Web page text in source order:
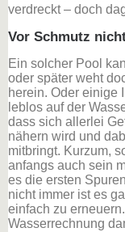
verdreckt – doch
Vor Schmutz
Ein solcher Pool
oder später weht
herein. Oder einige
leblos auf der
dass sich allerlei
nähern wird und
mitbringt. Kurzum,
anfangs auch sein
es die ersten
nicht immer ist es
einfach zu
Wasserrechnung